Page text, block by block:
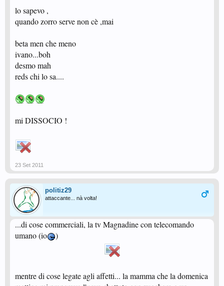
lo sapevo ,
quando zorro serve non cè ,mai
beta men che meno
ivano...boh
desmo mah
reds chi lo sa....
mi DISSOCIO !
23 Set 2011
politiz29
attaccante... nà volta!
...di cose commerciali, la tv Magnadine con telecomando
umano (io
)
mentre di cose legate agli affetti... la mamma che la domenica